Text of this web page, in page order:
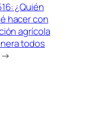
¿Quién
hacer con
agrícola
todos
→